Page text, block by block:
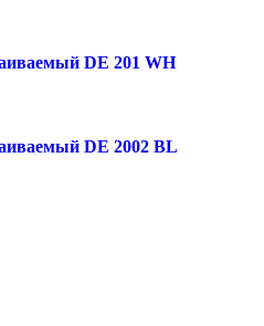
DE 201 WH
DE 2002 BL